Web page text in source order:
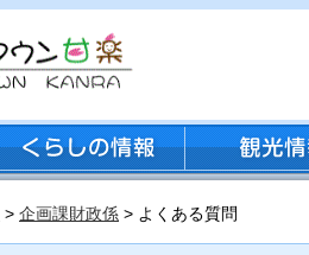
> 企画課財政係 > よくある質問